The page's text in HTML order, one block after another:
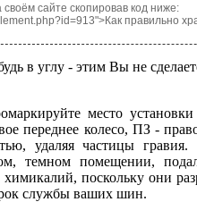
сайте скопировав код ниже:
правильно
в углу - этим Вы не
место
переднее колесо, ПЗ -
удаляя частицы
темном помещении,
поскольку они
службы ваших шин.